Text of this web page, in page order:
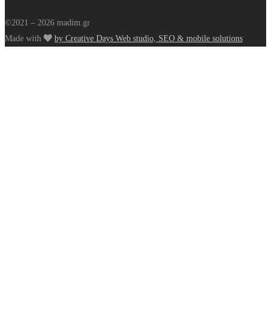
©2021 – 2026 madim.gr
Made with
by Creative Days Web studio, SEO & mobile solutions